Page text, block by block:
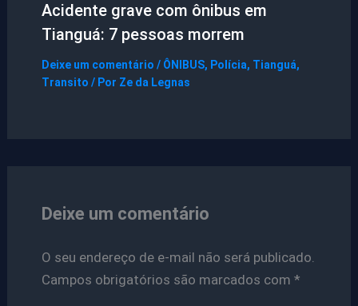
Acidente grave com ônibus em
Tianguá: 7 pessoas morrem
Deixe um comentário / ÔNIBUS, Polícia, Tianguá,
Transito / Por Ze da Legnas
Deixe um comentário
O seu endereço de e-mail não será publicado.
Campos obrigatórios são marcados com *